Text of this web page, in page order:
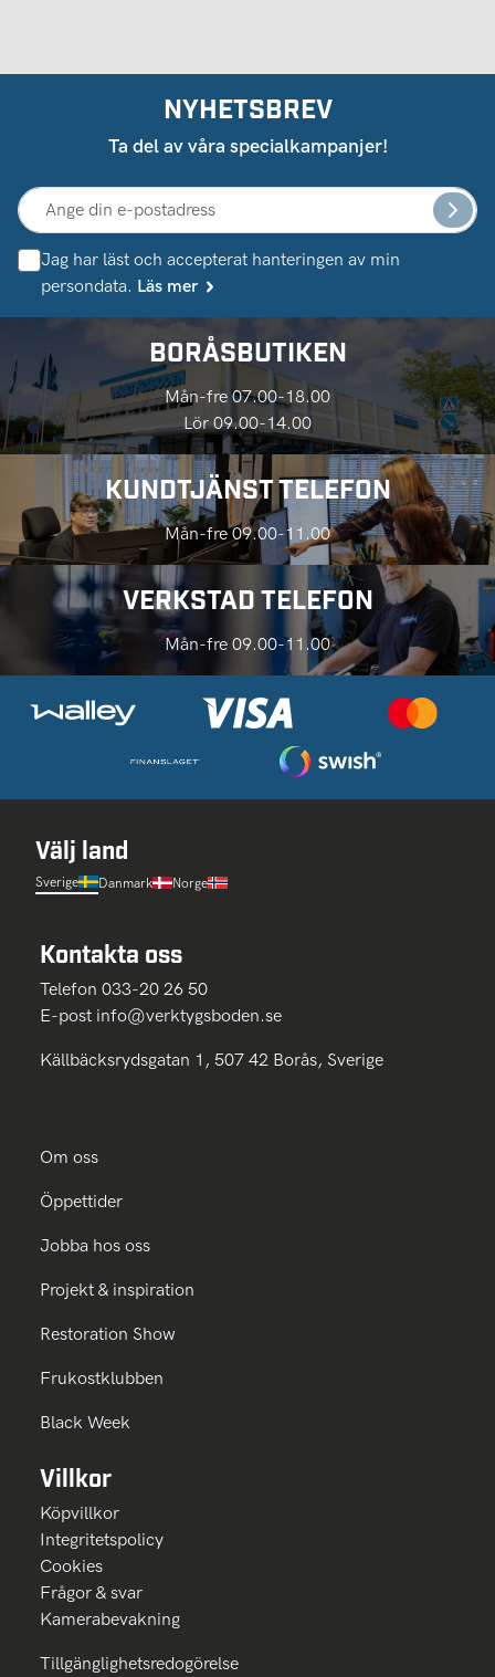
NYHETSBREV
Ta del av våra specialkampanjer!
Jag har läst och accepterat hanteringen av min
persondata. Läs mer
BORÅSBUTIKEN
Mån-fre 07.00-18.00
Lör 09.00-14.00
KUNDTJÄNST TELEFON
Mån-fre 09.00-11.00
VERKSTAD TELEFON
Mån-fre 09.00-11.00
Välj land
Sverige Danmark Norge
Kontakta oss
Telefon 033-20 26 50
E-post info@verktygsboden.se
Källbäcksrydsgatan 1, 507 42 Borås, Sverige
Om oss
Öppettider
Jobba hos oss
Projekt & inspiration
Restoration Show
Frukostklubben
Black Week
Villkor
Köpvillkor
Integritetspolicy
Cookies
Frågor & svar
Kamerabevakning
Tillgänglighetsredogörelse